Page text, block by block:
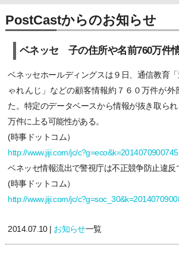
PostCastからのお知らせ
ベネッセ 子の住所や名前760万件
ベネッセホールディングスは９日、通信教育
ゃれんじ」などの顧客情報約７６０万件が外
た。特定のデータベースから情報が抜き取ら
万件に上る可能性がある。
(時事ドットコム）
http://www.jiji.com/jc/c?g=eco&k=2014070900745
ベネッセ情報流出で警視庁は不正競争防止違反
(時事ドットコム）
http://www.jiji.com/jc/
2014.07.10 | お知らせ一覧